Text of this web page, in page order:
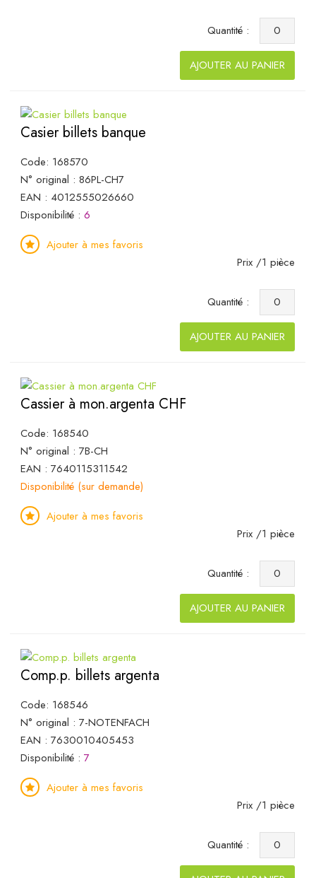
Quantité :
AJOUTER AU PANIER
Casier billets banque
Code: 168570
N° original : 86PL-CH7
EAN : 4012555026660
Disponibilité : 6
Ajouter à mes favoris
Prix /1 pièce
Quantité :
AJOUTER AU PANIER
Cassier à mon.argenta CHF
Code: 168540
N° original : 7B-CH
EAN : 7640115311542
Disponibilité (sur demande)
Ajouter à mes favoris
Prix /1 pièce
Quantité :
AJOUTER AU PANIER
Comp.p. billets argenta
Code: 168546
N° original : 7-NOTENFACH
EAN : 7630010405453
Disponibilité : 7
Ajouter à mes favoris
Prix /1 pièce
Quantité :